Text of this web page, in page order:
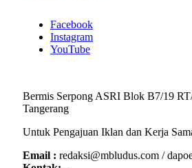
Facebook
Instagram
YouTube
Bermis Serpong ASRI Blok B7/19
Tangerang
Untuk Pengajuan Iklan dan Kerja
Email : redaksi@mbludus.com /